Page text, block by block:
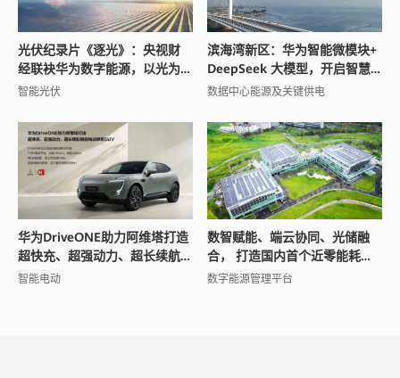
光伏纪录片《逐光》：央视财
经联袂华为数字能源，以光为
引讲述全球能源变革之路
智能光伏
滨海湾新区：华为智能微模块+
DeepSeek 大模型，开启智慧
城市新范式
数据中心能源及关键供电
华为DriveONE助力阿维塔打造
超快充、超强动力、超长续航
智能电动轿跑SUV
智能电动
数智赋能、端云协同、光储融
合， 打造国内首个近零能耗场
馆
数字能源管理平台